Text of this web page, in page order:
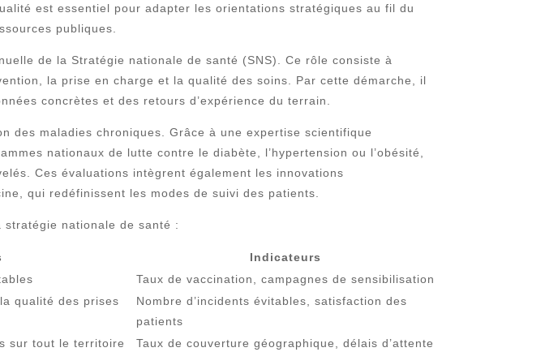
est essentiel pour adapter les orientations stratégiques au fil du
publiques.
de la Stratégie nationale de santé (SNS). Ce rôle consiste à
la prise en charge et la qualité des soins. Par cette démarche, il
concrètes et des retours d’expérience du terrain.
des maladies chroniques. Grâce à une expertise scientifique
nationaux de lutte contre le diabète, l’hypertension ou l’obésité,
Ces évaluations intègrent également les innovations
qui redéfinissent les modes de suivi des patients.
stratégie nationale de santé :
Indicateurs
Taux de vaccination, campagnes de sensibilisation
qualité des prises
Nombre d’incidents évitables, satisfaction des
patients
sur tout le territoire Taux de couverture géographique, délais d’attente